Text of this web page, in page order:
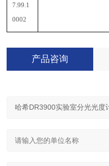
7.99.1
0002
产品咨询